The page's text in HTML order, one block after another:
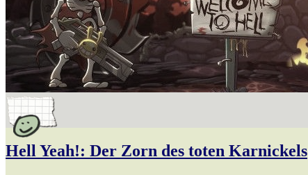
Hell Yeah!: Der Zorn des toten Karnickels